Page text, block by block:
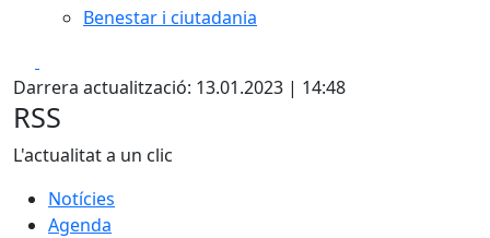
Benestar i ciutadania
Darrera actualització: 13.01.2023 | 14:48
RSS
L'actualitat a un clic
Notícies
Agenda